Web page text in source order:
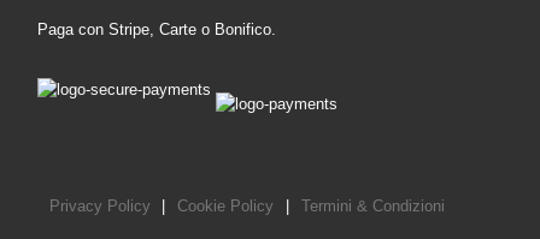
Paga con Stripe, Carte o Bonifico.
Privacy Policy Cookie Policy Termini & Condizioni